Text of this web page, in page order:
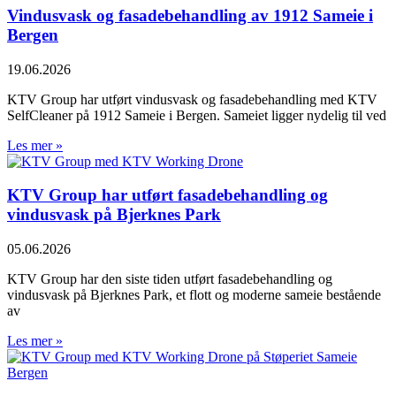
Vindusvask og fasadebehandling av 1912 Sameie i
Bergen
19.06.2026
KTV Group har utført vindusvask og fasadebehandling med KTV
SelfCleaner på 1912 Sameie i Bergen. Sameiet ligger nydelig til ved
Les mer »
KTV Group har utført fasadebehandling og
vindusvask på Bjerknes Park
05.06.2026
KTV Group har den siste tiden utført fasadebehandling og
vindusvask på Bjerknes Park, et flott og moderne sameie bestående
av
Les mer »